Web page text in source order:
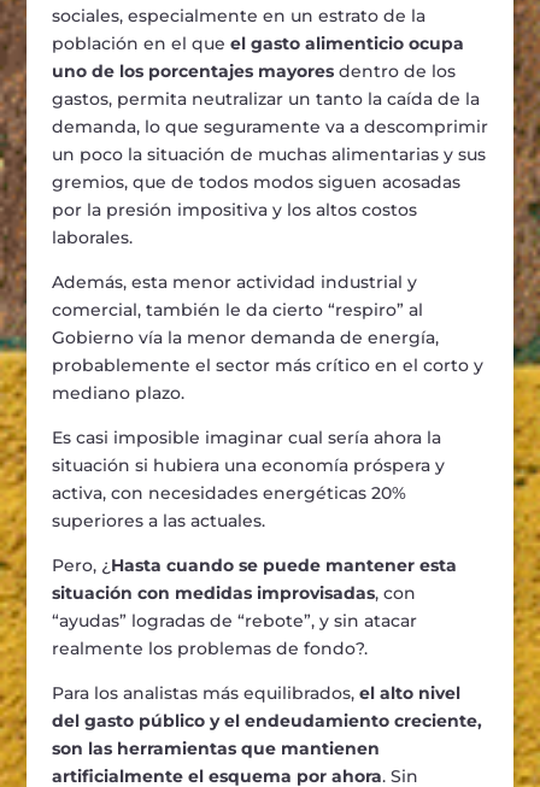
sociales, especialmente en un estrato de la
población en el que el gasto alimenticio ocupa
uno de los porcentajes mayoresdentro de los
gastos, permita neutralizar un tanto la caída de la
demanda, lo que seguramente va a descomprimir
un poco la situación de muchas alimentarias y sus
gremios, que de todos modos siguen acosadas
por la presión impositiva y los altos costos
laborales.
Además, esta menor actividad industrial y
comercial, también le da cierto “respiro” al
Gobierno vía la menor demanda de energía,
probablemente el sector más crítico en el corto y
mediano plazo.
Es casi imposible imaginar cual sería ahora la
situación si hubiera una economía próspera y
activa, con necesidades energéticas 20%
superiores a las actuales.
Pero, ¿ Hasta cuando se puede mantener esta
situación con medidas improvisadas, con
“ayudas” logradas de “rebote”, y sin atacar
realmente los problemas de fondo?.
Para los analistas más equilibrados, el alto nivel
del gasto público y el endeudamiento creciente,
son las herramientas que mantienen
artificialmente el esquema por ahora. Sin